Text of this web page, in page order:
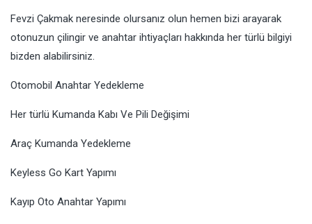
Fevzi Çakmak neresinde olursanız olun hemen bizi arayarak
otonuzun çilingir ve anahtar ihtiyaçları hakkında her türlü bilgiyi
bizden alabilirsiniz.
Otomobil Anahtar Yedekleme
Her türlü Kumanda Kabı Ve Pili Değişimi
Araç Kumanda Yedekleme
Keyless Go Kart Yapımı
Kayıp Oto Anahtar Yapımı